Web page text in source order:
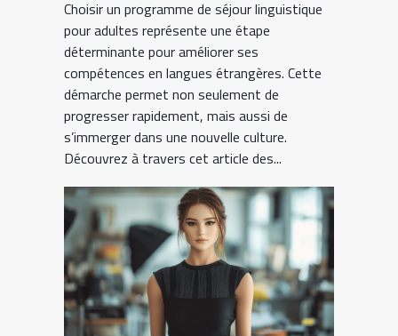
Choisir un programme de séjour linguistique
pour adultes représente une étape
déterminante pour améliorer ses
compétences en langues étrangères. Cette
démarche permet non seulement de
progresser rapidement, mais aussi de
s’immerger dans une nouvelle culture.
Découvrez à travers cet article des...